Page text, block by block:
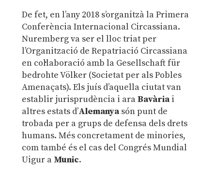
De fet, en l’any 2018 s’organitzà la Primera
Conferència Internacional Circassiana.
Nuremberg va ser el lloc triat per
l’Organització de Repatriació Circassiana
en col·laboració amb la Gesellschaft für
bedrohte Völker (Societat per als Pobles
Amenaçats). Els juís d’aquella ciutat van
establir jurisprudència i araBavàriai
altres estats d’Alemanya són punt de
trobada per a grups de defensa dels drets
humans. Més concretament de minories,
com també és el cas del Congrés Mundial
Uigur a Munic.